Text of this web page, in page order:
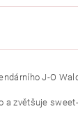
J-O
a zvětšuje